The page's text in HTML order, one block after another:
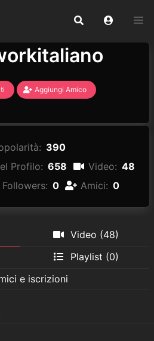
Aggiungi Amico
390
Profilo: 658 Video: 48
Followers: 0 Amici: 0
Video (48)
Playlist (0)
e iscrizioni